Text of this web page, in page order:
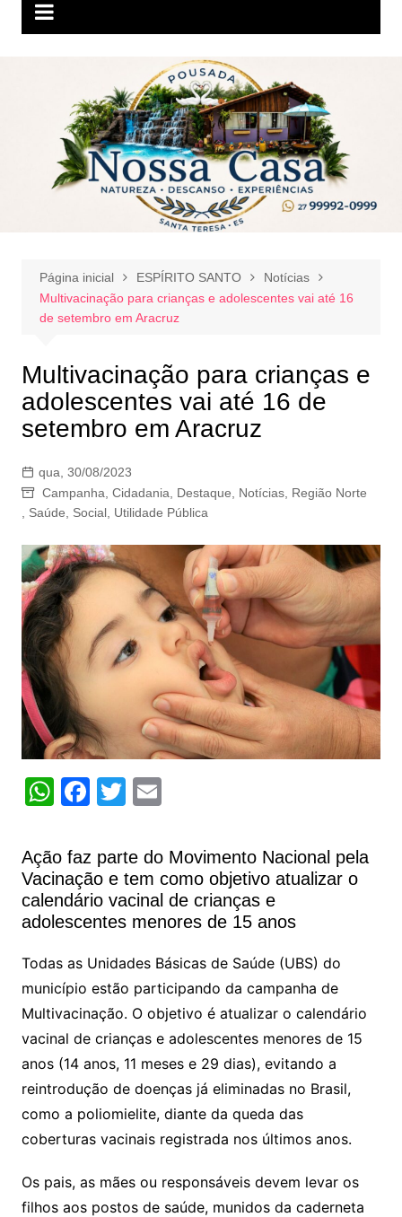
Página inicial ESPÍRITO SANTO
Notícias
Multivacinação para crianças e adolescentes vai até 16
de setembro em Aracruz
Multivacinação para crianças e
adolescentes vai até 16 de
setembro em Aracruz
qua, 30/08/2023
Campanha Cidadania Destaque Notícias, Região Norte
Saúde Social, Utilidade Pública
W
at
s
A
p
p
F
c
e
b
o
o
k
T
itt
er
E
ai
l
Ação faz parte do Movimento Nacional pela
Vacinação e tem como objetivo atualizar o
calendário vacinal de crianças e
adolescentes menores de 15 anos
Todas as Unidades Básicas de Saúde (UBS) do
município estão participando da campanha de
Multivacinação. O objetivo é atualizar o calendário
vacinal de crianças e adolescentes menores de 15
anos (14 anos, 11 meses e 29 dias), evitando a
reintrodução de doenças já eliminadas no Brasil,
como a poliomielite, diante da queda das
coberturas vacinais registrada nos últimos anos.
Os pais, as mães ou responsáveis devem levar os
filhos aos postos de saúde, munidos da caderneta